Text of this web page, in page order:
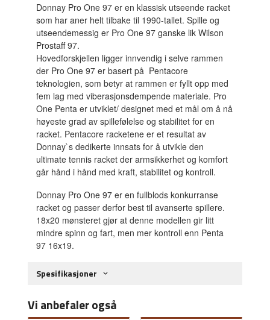
Donnay Pro One 97 er en klassisk utseende racket
som har aner helt tilbake til 1990-tallet. Spille og
utseendemessig er Pro One 97 ganske lik Wilson
Prostaff 97.
Hovedforskjellen ligger innvendig i selve rammen
der Pro One 97 er basert på Pentacore
teknologien, som betyr at rammen er fyllt opp med
fem lag med viberasjonsdempende materiale. Pro
One Penta er utviklet/ designet med et mål om å nå
høyeste grad av spillefølelse og stabilitet for en
racket. Pentacore racketene er et resultat av
Donnay`s dedikerte innsats for å utvikle den
ultimate tennis racket der armsikkerhet og komfort
går hånd i hånd med kraft, stabilitet og kontroll.
Donnay Pro One 97 er en fullblods konkurranse
racket og passer derfor best til avanserte spillere.
18x20 mønsteret gjør at denne modellen gir litt
mindre spinn og fart, men mer kontroll enn Penta
97 16x19.
Spesifikasjoner
Vi anbefaler også